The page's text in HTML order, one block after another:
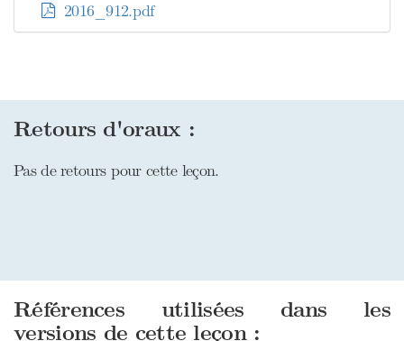
2016_912.pdf
Retours d'oraux :
Pas de retours pour cette leçon.
Références utilisées dans les
versions de cette leçon :